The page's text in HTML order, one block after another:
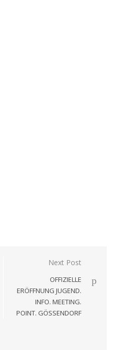
Next Post
OFFIZIELLE
ERÖFFNUNG JUGEND.
INFO. MEETING.
POINT. GÖSSENDORF